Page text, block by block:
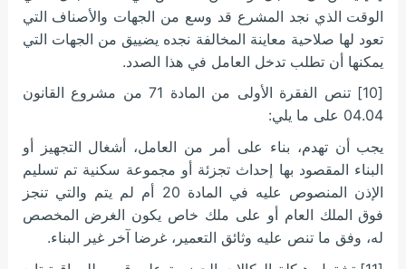
الوقت الذي نجد المشرع قد وسع من الجهات والأصناف التي
تعود لها صلاحية معاينة المخالفة نجده يضييق من الجهات التي
يمكنها أن تطلب تدخل العامل في هذا الصدد.
[10] تنص الفقرة الأولى من المادة 71 من مشروع القانون
04.04 على ما يلي:
يجب أن تهدم، بناء على أمر من العامل، أشغال التجهيز أو
البناء المقصود بها إحداث تجزئة أو مجموعة سكنية تم تسليم
الإذن المنصوص عليه في المادة 20 أم لم يتم والتي تنجز
فوق الملك العام أو على ملك خاص يكون الغرض المخصص
له، وفق ما تنص عليه وثائق التعمير، غرضا آخر غير البناء.